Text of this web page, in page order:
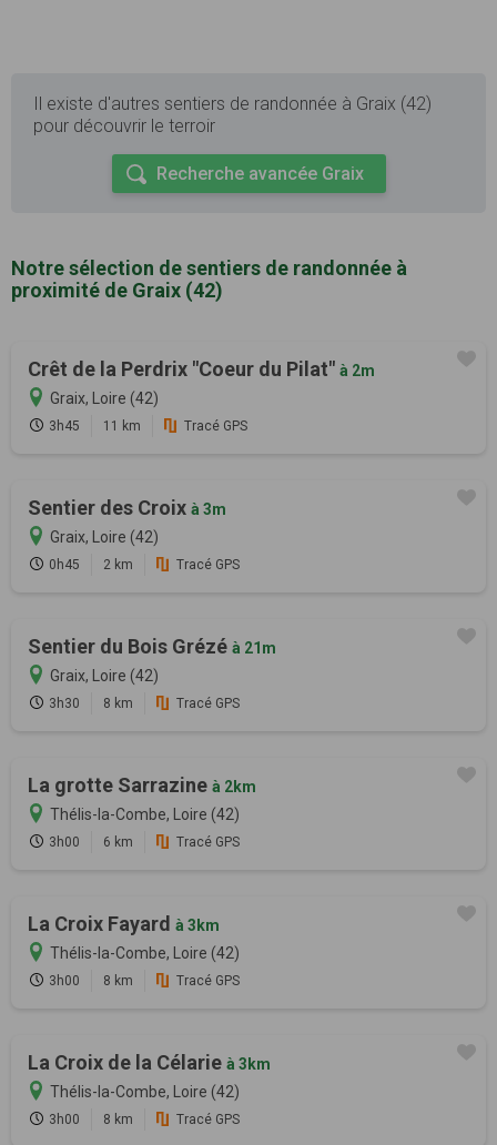
Il existe d'autres sentiers de randonnée à Graix (42)
pour découvrir le terroir
Recherche avancée Graix
Notre sélection de sentiers de randonnée à
proximité de Graix (42)
Crêt de la Perdrix "Coeur du Pilat" à 2m
Graix, Loire (42)
3h45 11 km Tracé GPS
Sentier des Croix à 3m
Graix, Loire (42)
0h45 2 km Tracé GPS
Sentier du Bois Grézé à 21m
Graix, Loire (42)
3h30 8 km Tracé GPS
La grotte Sarrazine à 2km
Thélis-la-Combe, Loire (42)
3h00 6 km Tracé GPS
La Croix Fayard à 3km
Thélis-la-Combe, Loire (42)
3h00 8 km Tracé GPS
La Croix de la Célarie à 3km
Thélis-la-Combe, Loire (42)
3h00 8 km Tracé GPS